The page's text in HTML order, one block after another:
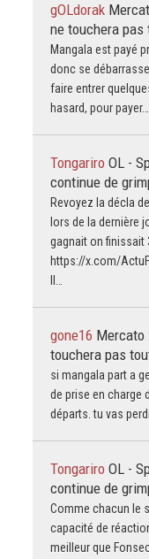
gOLdorak
ne touchera pas
Mangala est payé
donc se
faire entrer
hasard, pour payer…
Tongariro OL -
continue de
Revoyez la décla
lors de la dernière
gagnait on finissait
https://x.com/
gone16 Mercato
touchera pas
si mangala part a
de prise en charge
départs. tu vas
Tongariro OL -
continue de
Comme chacun le
capacité de
meilleur que